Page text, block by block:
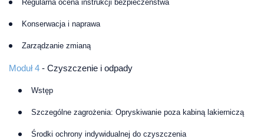
Regularna ocena instrukcji bezpieczeństwa
Konserwacja i naprawa
Zarządzanie zmianą
Moduł 4 - Czyszczenie i odpady
Wstęp
Szczególne zagrożenia: Opryskiwanie poza kabiną lakierniczą
Środki ochrony indywidualnej do czyszczenia